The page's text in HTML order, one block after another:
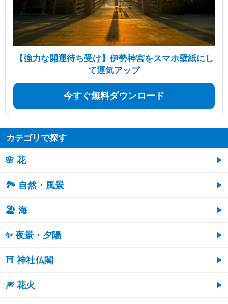
【強力な開運待ち受け】伊勢神宮をスマホ壁紙にし
て運気アップ
今すぐ無料ダウンロード
カテゴリで探す
🌸 花
🏞️ 自然・風景
🏖 海
✨ 夜景・夕陽
⛩ 神社仏閣
🎆 花火